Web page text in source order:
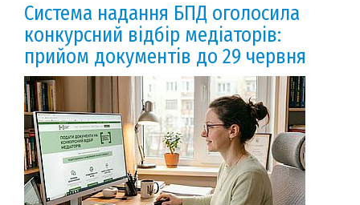
Система надання БПД оголосила
конкурсний відбір медіаторів:
прийом документів до 29 червня